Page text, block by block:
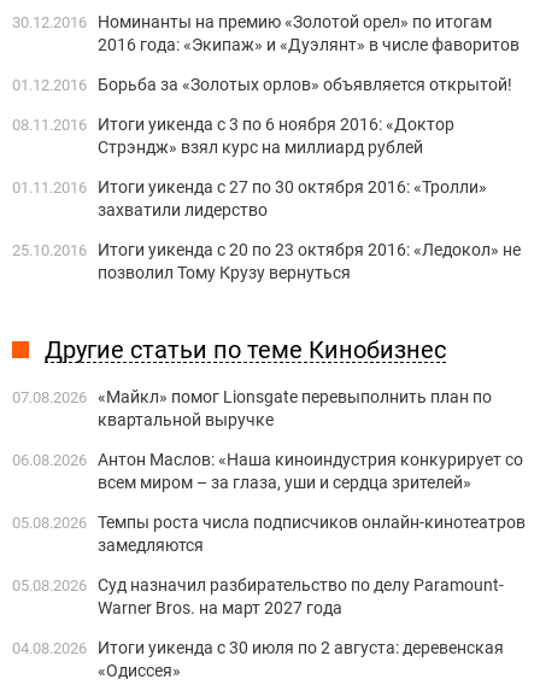
30.12.2016
Номинанты на премию «Золотой орел» по итогам
2016 года: «Экипаж» и «Дуэлянт» в числе фаворитов
01.12.2016 Борьба за «Золотых орлов» объявляется открытой!
08.11.2016
Итоги уикенда с 3 по 6 ноября 2016: «Доктор
Стрэндж» взял курс на миллиард рублей
01.11.2016
Итоги уикенда с 27 по 30 октября 2016: «Тролли»
захватили лидерство
25.10.2016
Итоги уикенда с 20 по 23 октября 2016: «Ледокол» не
позволил Тому Крузу вернуться
Другие статьи по теме Кинобизнес
07.08.2026 «Майкл» помог Lionsgate перевыполнить план по
квартальной выручке
06.08.2026 Антон Маслов: «Наша киноиндустрия конкурирует со
всем миром – за глаза, уши и сердца зрителей»
05.08.2026 Темпы роста числа подписчиков онлайн-кинотеатров
замедляются
05.08.2026 Суд назначил разбирательство по делу Paramount-
Warner Bros. на март 2027 года
04.08.2026
Итоги уикенда с 30 июля по 2 августа: деревенская
«Одиссея»